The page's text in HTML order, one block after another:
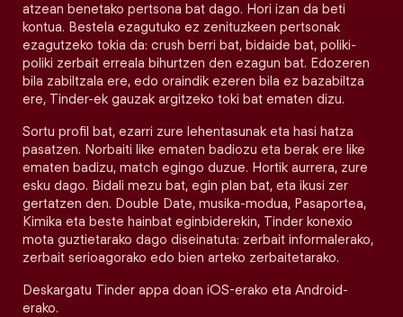
atzean benetako pertsona bat dago. Hori izan da beti
kontua. Bestela ezagutuko ez zenituzkeen pertsonak
ezagutzeko tokia da: crush berri bat, bidaide bat, poliki-
poliki zerbait erreala bihurtzen den ezagun bat. Edozeren
bila zabiltzala ere, edo oraindik ezeren bila ez bazabiltza
ere, Tinder-ek gauzak argitzeko toki bat ematen dizu.
Sortu profil bat, ezarri zure lehentasunak eta hasi hatza
pasatzen. Norbaiti like ematen badiozu eta berak ere like
ematen badizu, match egingo duzue. Hortik aurrera, zure
esku dago. Bidali mezu bat, egin plan bat, eta ikusi zer
gertatzen den. Double Date, musika-modua, Pasaportea,
Kimika eta beste hainbat eginbiderekin, Tinder konexio
mota guztietarako dago diseinatuta: zerbait informalerako,
zerbait serioagorako edo bien arteko zerbaitetarako.
Deskargatu Tinder appa doan iOS-erako eta Android-
erako.